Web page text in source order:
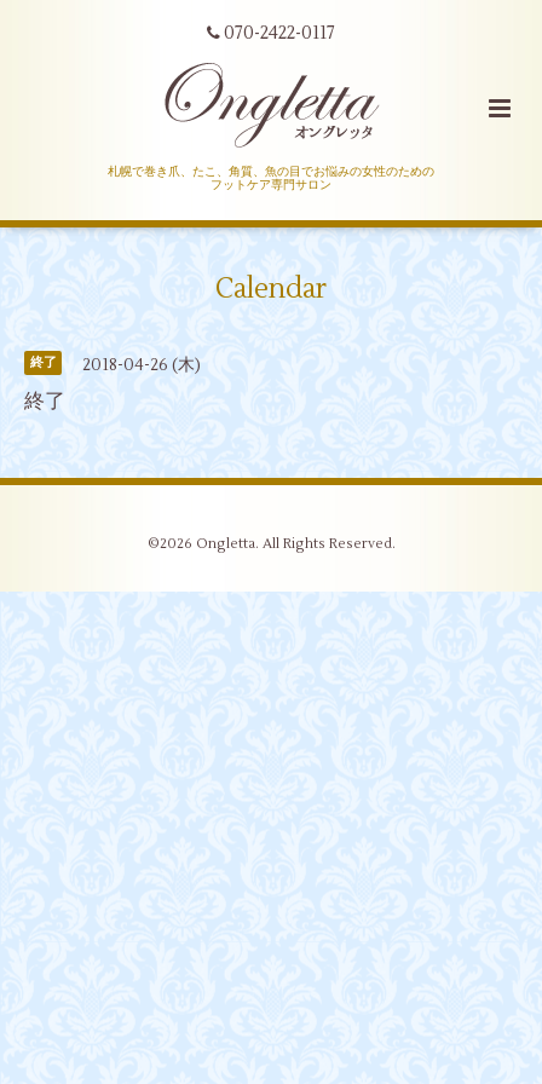
070-2422-0117
札幌で巻き爪、たこ、角質、魚の目でお悩みの女性のための
フットケア専門サロン
Calendar
終了 2018-04-26 (木)
終了
©2026 Ongletta. All Rights Reserved.